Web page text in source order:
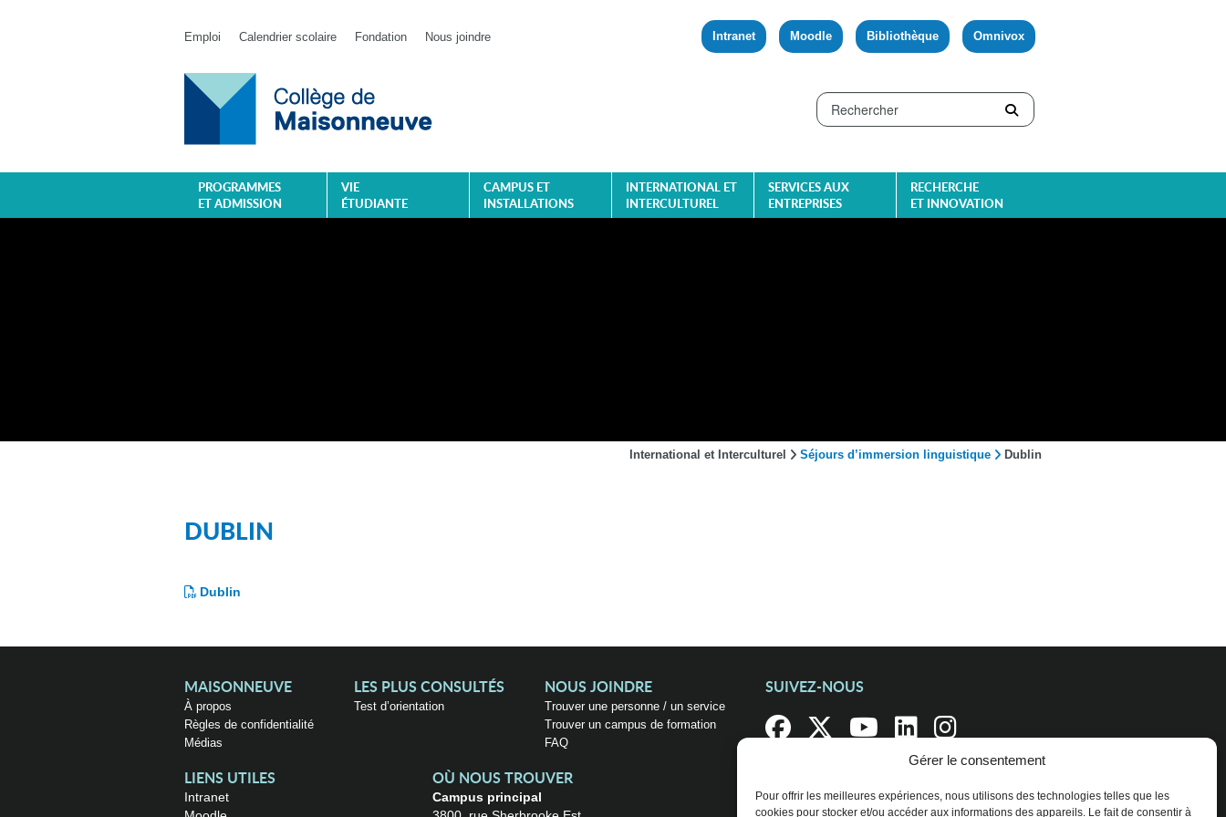
Gérer le consentement
Pour offrir les meilleures expériences, nous utilisons des technologies telles que les
cookies pour stocker et/ou accéder aux informations des appareils. Le fait de consentir à
Emploi Calendrier scolaire Fondation Nous joindre Intranet Moodle Bibliothèque Omnivox
PROGRAMMES
ET ADMISSION
VIE
ÉTUDIANTE
CAMPUS ET
INSTALLATIONS
INTERNATIONAL ET
INTERCULTUREL
SERVICES AUX
ENTREPRISES
RECHERCHE
ET INNOVATION
International et Interculturel Séjours d’immersion linguistique Dublin
DUBLIN
Dublin
MAISONNEUVE
À propos
Règles de confidentialité
Médias
LES PLUS CONSULTÉS
Test d’orientation
NOUS JOINDRE
Trouver une personne / un service
Trouver un campus de formation
FAQ
SUIVEZ-NOUS
LIENS UTILES
Intranet
OÙ NOUS TROUVER
Campus principal